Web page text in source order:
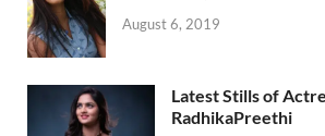
August 6, 2019
Latest Stills of
RadhikaPreethi